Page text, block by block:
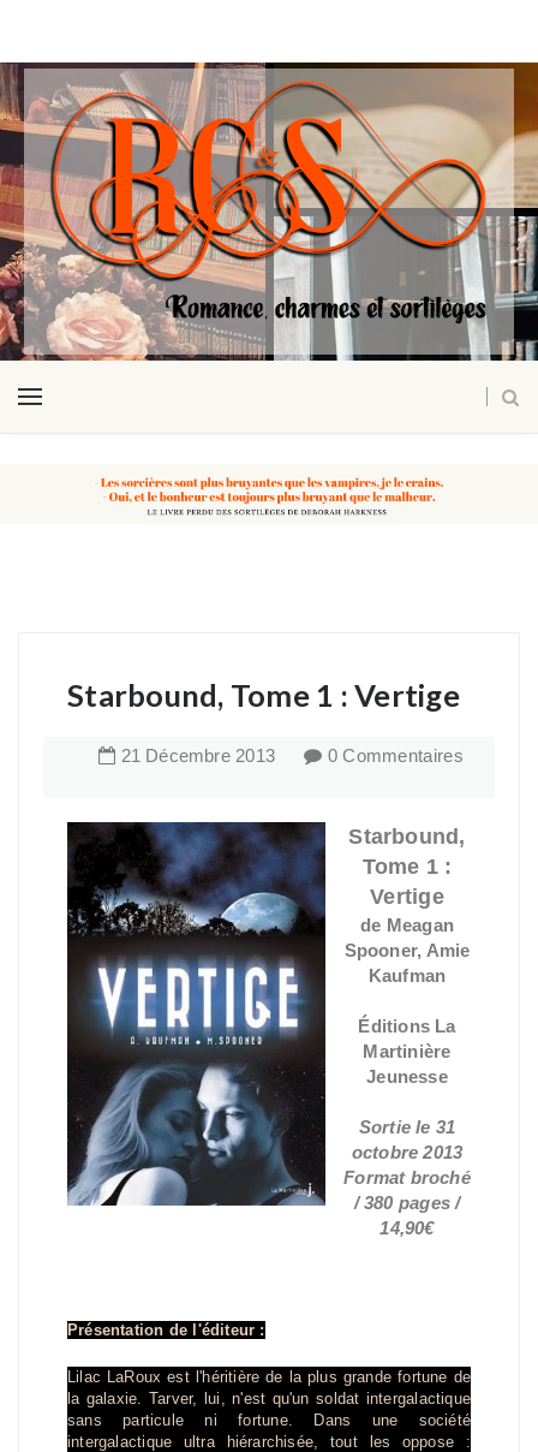
Starbound, Tome 1 : Vertige
21 Décembre 2013 0 Commentaires
Starbound,
Tome 1 :
Vertige
de Meagan
Spooner, Amie
Kaufman
Éditions La
Martinière
Jeunesse
Sortie le 31
octobre 2013
Format broché
/ 380 pages /
14,90€
Présentation de l'éditeur :
Lilac LaRoux est l'héritière de la plus grande fortune de
la galaxie. Tarver, lui, n'est qu'un soldat intergalactique
sans particule ni fortune. Dans une société
intergalactique ultra hiérarchisée, tout les oppose :